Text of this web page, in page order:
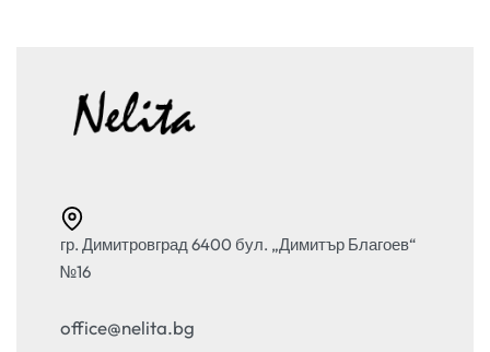
гр. Димитровград 6400 бул. „Димитър Благоев“
№16
office@nelita.bg